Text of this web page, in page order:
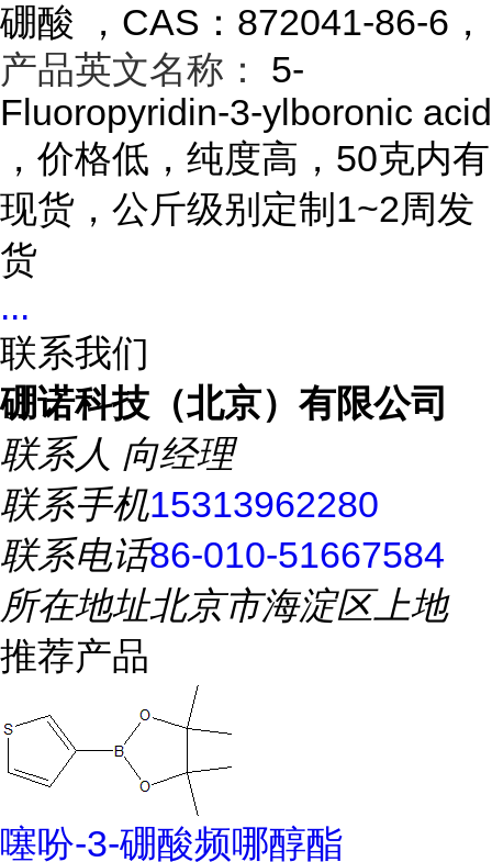
硼酸 ，CAS：872041-86-6，
产品英文名称： 5-
Fluoropyridin-3-ylboronic acid
，价格低，纯度高，50克内有
现货，公斤级别定制1~2周发
货
...
联系我们
硼诺科技（北京）有限公司
联系人 向经理
联系手机15313962280
联系电话86-010-51667584
所在地址北京市海淀区上地
推荐产品
噻吩-3-硼酸频哪醇酯